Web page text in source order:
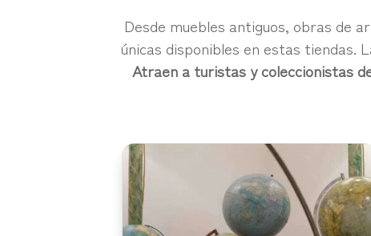
Desde muebles antiguos, obras de
únicas disponibles en estas tiendas.
Atraen a turistas y coleccionistas